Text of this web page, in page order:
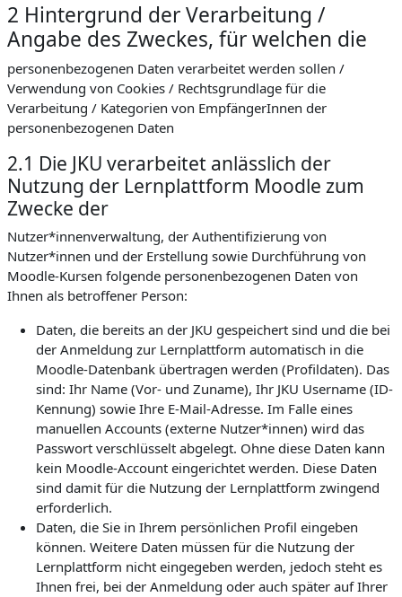
2 Hintergrund der Verarbeitung /
Angabe des Zweckes, für welchen die
personenbezogenen Daten verarbeitet werden sollen /
Verwendung von Cookies / Rechtsgrundlage für die
Verarbeitung / Kategorien von EmpfängerInnen der
personenbezogenen Daten
2.1 Die JKU verarbeitet anlässlich der
Nutzung der Lernplattform Moodle zum
Zwecke der
Nutzer*innenverwaltung, der Authentifizierung von
Nutzer*innen und der Erstellung sowie Durchführung von
Moodle-Kursen folgende personenbezogenen Daten von
Ihnen als betroffener Person:
Daten, die bereits an der JKU gespeichert sind und die bei
der Anmeldung zur Lernplattform automatisch in die
Moodle-Datenbank übertragen werden (Profildaten). Das
sind: Ihr Name (Vor- und Zuname), Ihr JKU Username (ID-
Kennung) sowie Ihre E-Mail-Adresse. Im Falle eines
manuellen Accounts (externe Nutzer*innen) wird das
Passwort verschlüsselt abgelegt. Ohne diese Daten kann
kein Moodle-Account eingerichtet werden. Diese Daten
sind damit für die Nutzung der Lernplattform zwingend
erforderlich.
Daten, die Sie in Ihrem persönlichen Profil eingeben
können. Weitere Daten müssen für die Nutzung der
Lernplattform nicht eingegeben werden, jedoch steht es
Ihnen frei, bei der Anmeldung oder auch später auf Ihrer